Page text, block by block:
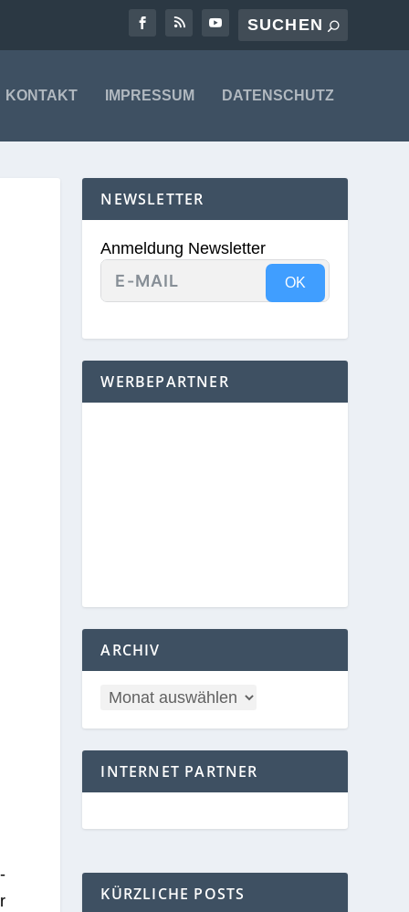
KONTAKT IMPRESSUM DATENSCHUTZ
NEWSLETTER
Anmeldung Newsletter
OK
WERBEPARTNER
ARCHIV
INTERNET PARTNER
KÜRZLICHE POSTS